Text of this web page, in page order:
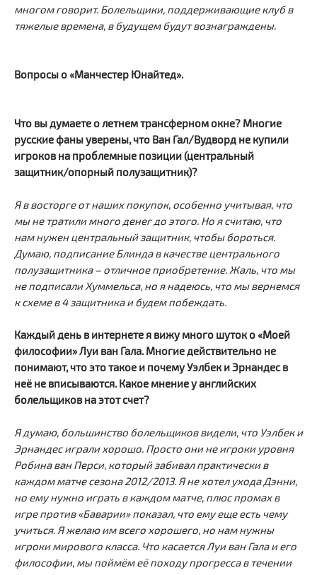
многом говорит. Болельщики, поддерживающие клуб в
тяжелые времена, в будущем будут вознаграждены.
Вопросы о «Манчестер Юнайтед».
Что вы думаете о летнем трансферном окне? Многие
русские фаны уверены, что Ван Гал/Вудворд не купили
игроков на проблемные позиции (центральный
защитник/опорный полузащитник)?
Я в восторге от наших покупок, особенно учитывая, что
мы не тратили много денег до этого. Но я считаю, что
нам нужен центральный защитник, чтобы бороться.
Думаю, подписание Блинда в качестве центрального
полузащитника – отличное приобретение. Жаль, что мы
не подписали Хуммельса, но я надеюсь, что мы вернемся
к схеме в 4 защитника и будем побеждать.
Каждый день в интернете я вижу много шуток о «Моей
философии» Луи ван Гала. Многие действительно не
понимают, что это такое и почему Уэлбек и Эрнандес в
неё не вписываются. Какое мнение у английских
болельщиков на этот счет?
Я думаю, большинство болельщиков видели, что Уэлбек и
Эрнандес играли хорошо. Просто они не игроки уровня
Робина ван Перси, который забивал практически в
каждом матче сезона 2012/2013. Я не хотел ухода Дэнни,
но ему нужно играть в каждом матче, плюс промах в
игре против «Баварии» показал, что ему еще есть чему
учиться. Я желаю им всего хорошего, но нам нужны
игроки мирового класса. Что касается Луи ван Гала и его
философии, мы поймём её походу прогресса в течении